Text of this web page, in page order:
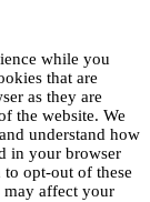
while you
that are
as they are
the website. We
understand how
in your browser
opt-out of these
may affect your